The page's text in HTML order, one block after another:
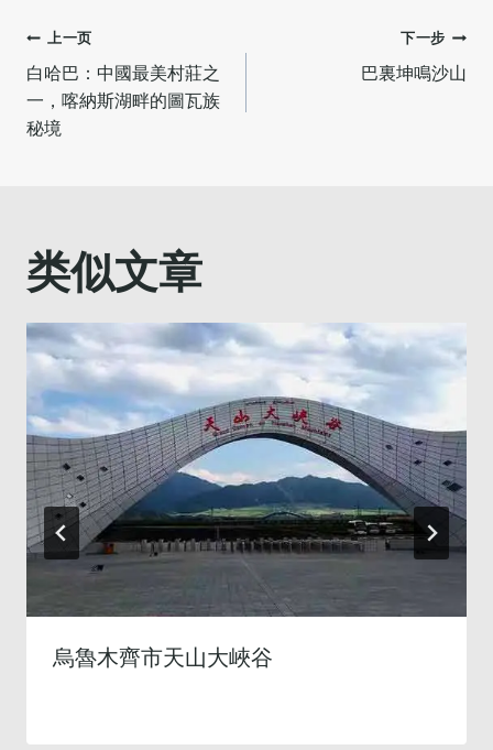
文
章
导
上一页
白哈巴：中國最美村莊之
一，喀納斯湖畔的圖瓦族
秘境
下一步
巴裏坤鳴沙山
类似文章
烏魯木齊市天山大峽谷